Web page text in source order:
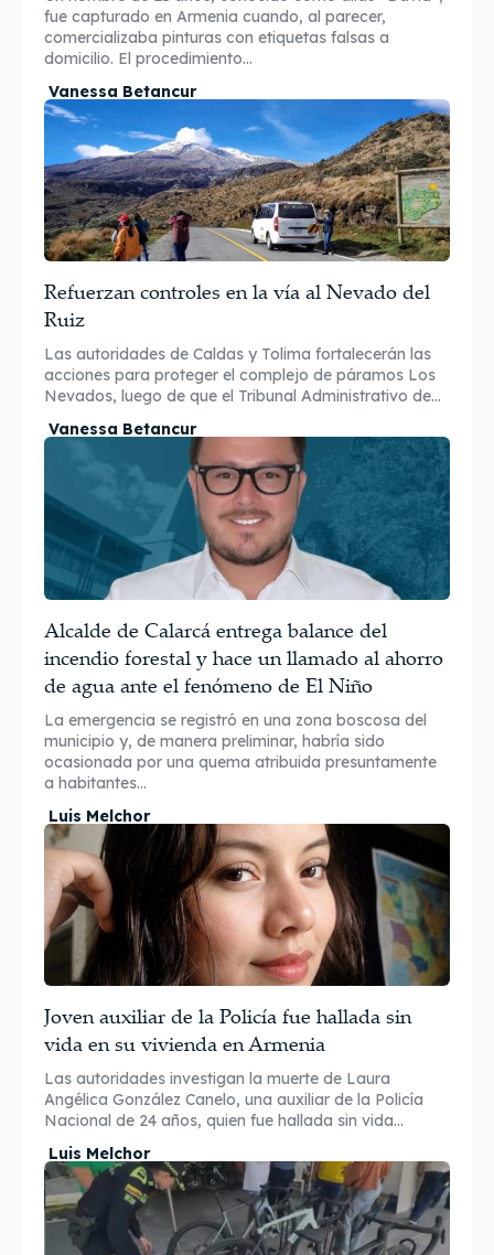
fue capturado en Armenia cuando, al parecer,
comercializaba pinturas con etiquetas falsas a
domicilio. El procedimiento...
Vanessa Betancur
Refuerzan controles en la vía al Nevado del
Ruiz
Las autoridades de Caldas y Tolima fortalecerán las
acciones para proteger el complejo de páramos Los
Nevados, luego de que el Tribunal Administrativo de...
Vanessa Betancur
Alcalde de Calarcá entrega balance del
incendio forestal y hace un llamado al ahorro
de agua ante el fenómeno de El Niño
La emergencia se registró en una zona boscosa del
municipio y, de manera preliminar, habría sido
ocasionada por una quema atribuida presuntamente
a habitantes...
Luis Melchor
Joven auxiliar de la Policía fue hallada sin
vida en su vivienda en Armenia
Las autoridades investigan la muerte de Laura
Angélica González Canelo, una auxiliar de la Policía
Nacional de 24 años, quien fue hallada sin vida...
Luis Melchor